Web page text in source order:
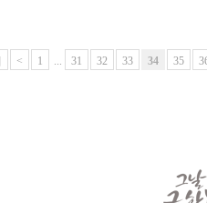
< 1 ... 31 32 33 34 35